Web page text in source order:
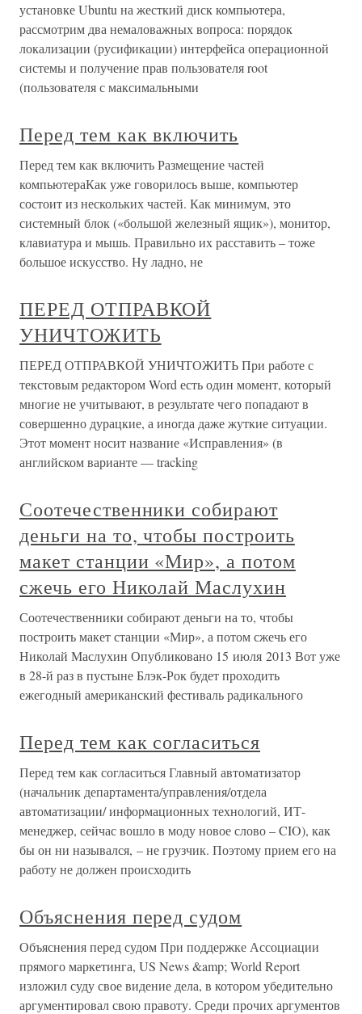
установке Ubuntu на жесткий диск компьютера,
рассмотрим два немаловажных вопроса: порядок
локализации (русификации) интерфейса операционной
системы и получение прав пользователя root
(пользователя с максимальными
Перед тем как включить
Перед тем как включить Размещение частей
компьютераКак уже говорилось выше, компьютер
состоит из нескольких частей. Как минимум, это
системный блок («большой железный ящик»), монитор,
клавиатура и мышь. Правильно их расставить – тоже
большое искусство. Ну ладно, не
ПЕРЕД ОТПРАВКОЙ
УНИЧТОЖИТЬ
ПЕРЕД ОТПРАВКОЙ УНИЧТОЖИТЬ При работе с
текстовым редактором Word есть один момент, который
многие не учитывают, в результате чего попадают в
совершенно дурацкие, а иногда даже жуткие ситуации.
Этот момент носит название «Исправления» (в
английском варианте — tracking
Соотечественники собирают
деньги на то, чтобы построить
макет станции «Мир», а потом
сжечь его Николай Маслухин
Соотечественники собирают деньги на то, чтобы
построить макет станции «Мир», а потом сжечь его
Николай Маслухин Опубликовано 15 июля 2013 Вот уже
в 28-й раз в пустыне Блэк-Рок будет проходить
ежегодный американский фестиваль радикального
Перед тем как согласиться
Перед тем как согласиться Главный автоматизатор
(начальник департамента/управления/отдела
автоматизации/ информационных технологий, ИТ-
менеджер, сейчас вошло в моду новое слово – CIO), как
бы он ни назывался, – не грузчик. Поэтому прием его на
работу не должен происходить
Объяснения перед судом
Объяснения перед судом При поддержке Ассоциации
прямого маркетинга, US News &amp; World Report
изложил суду свое видение дела, в котором убедительно
аргументировал свою правоту. Среди прочих аргументов